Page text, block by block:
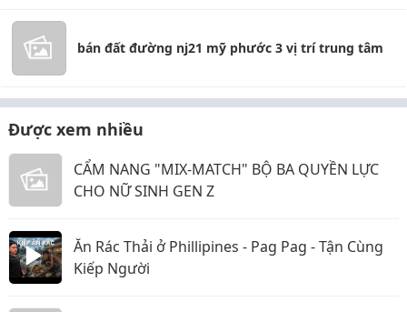
bán đất đường nj21 mỹ phước 3 vị trí trung tâm
Được xem nhiều
CẨM NANG "MIX-MATCH" BỘ BA QUYỀN LỰC
CHO NỮ SINH GEN Z
Ăn Rác Thải ở Phillipines - Pag Pag - Tận Cùng
Kiếp Người